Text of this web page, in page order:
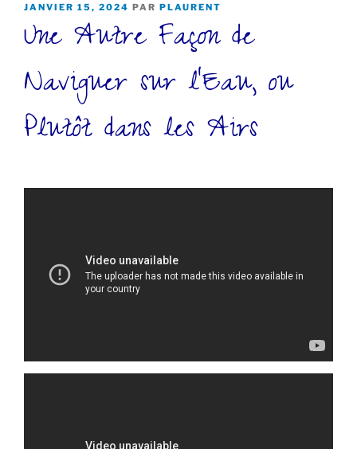
PUBLIÉ
JANVIER 15, 2024 PAR PLAURENT
Une Autre Façon de
Naviguer sur l’Eau, ou
Plutôt dans les Airs